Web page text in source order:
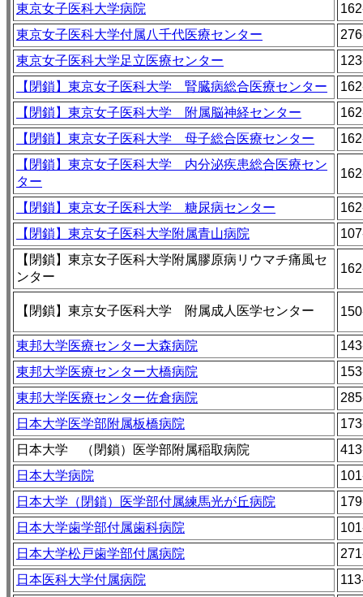
東京女子医科大学病院
東京女子医科大学付属八千代医療センター
東京女子医科大学足立医療センター
【閉鎖】東京女子医科大学 腎臓病総合医療センター
【閉鎖】東京女子医科大学 附属脳神経センター
【閉鎖】東京女子医科大学 母子総合医療センター
【閉鎖】東京女子医科大学 内分泌疾患総合医療セン
ター
【閉鎖】東京女子医科大学 糖尿病センター
【閉鎖】東京女子医科大学附属青山病院
【閉鎖】東京女子医科大学附属膠原病リウマチ痛風セ
ンター
【閉鎖】東京女子医科大学 附属成人医学センター
東邦大学医療センター大森病院
東邦大学医療センター大橋病院
東邦大学医療センター佐倉病院
日本大学医学部附属板橋病院
日本大学 （閉鎖）医学部附属稲取病院
日本大学病院
日本大学（閉鎖）医学部付属練馬光が丘病院
日本大学歯学部付属歯科病院
日本大学松戸歯学部付属病院
日本医科大学付属病院